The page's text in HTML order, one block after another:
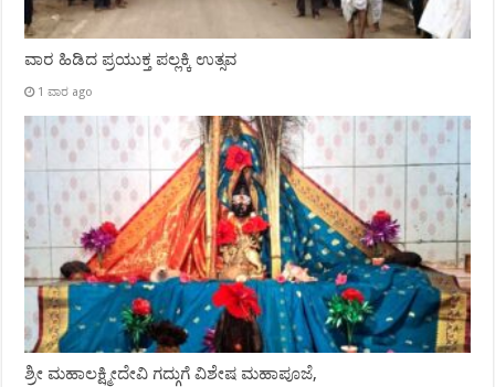
ವಾರ ಹಿಡಿದ ಪ್ರಯುಕ್ತ ಪಲ್ಲಕ್ಕಿ ಉತ್ಸವ
1 ವಾರ ago
ಶ್ರೀ ಮಹಾಲಕ್ಷ್ಮೀದೇವಿ ಗದ್ಗುಗೆ ವಿಶೇಷ ಮಹಾಪೂಜೆ,